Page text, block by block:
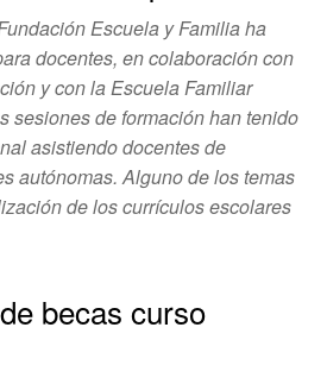
Escuela y Familia ha
docentes, en colaboración con
y con la Escuela Familiar
sesiones de formación han tenido
asistiendo docentes de
autónomas. Alguno de los temas
de los currículos escolares
becas curso